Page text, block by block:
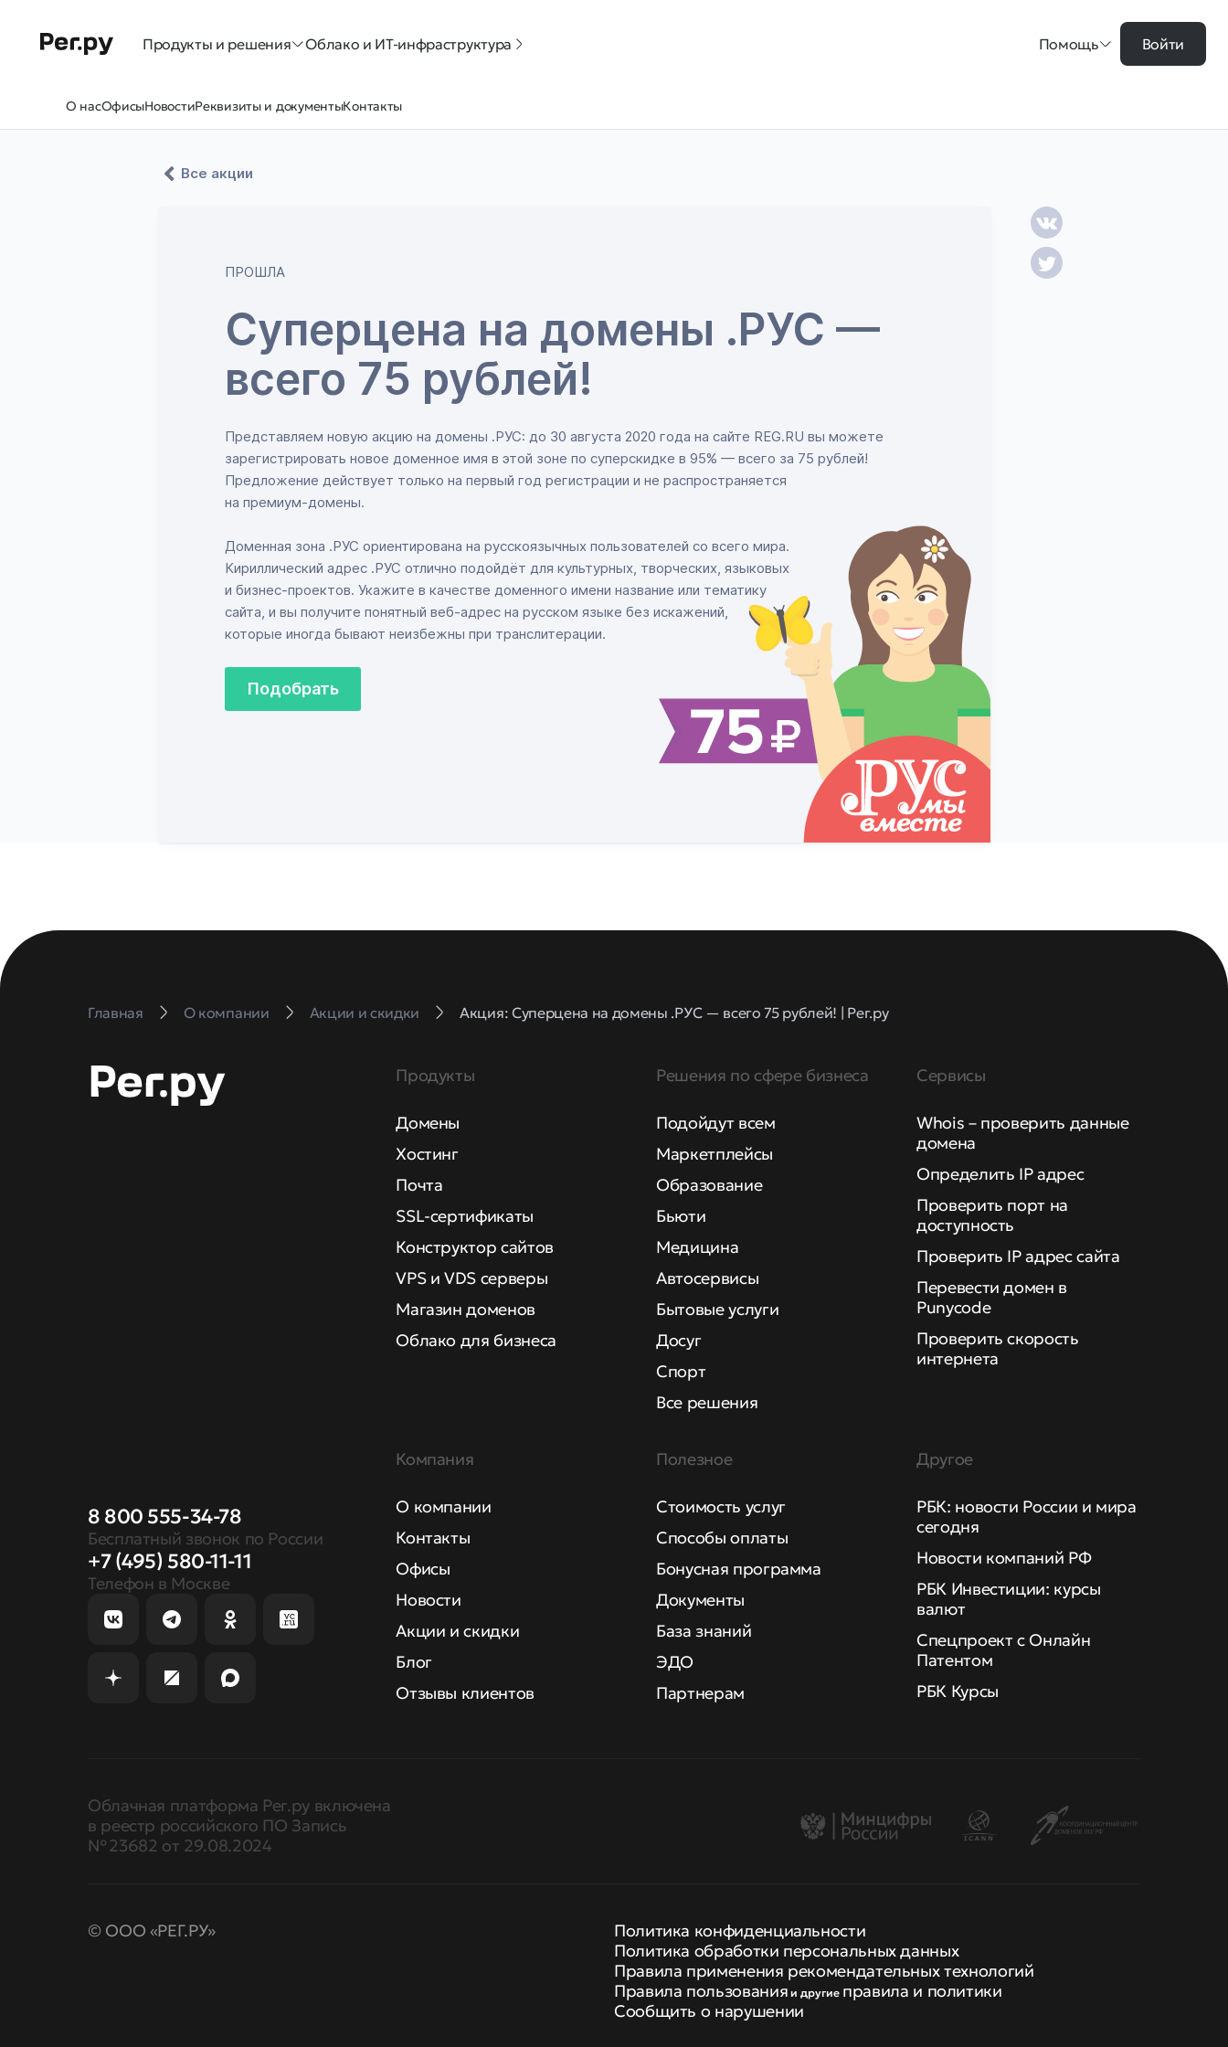
Продукты и решения Облако и ИТ-инфраструктура Помощь Войти
О насОфисыНовостиРеквизиты и документыКонтакты
Все акции
ПРОШЛА
Суперцена на домены .РУС —
всего 75 рублей!
Представляем новую акцию на домены .РУС: до 30 августа 2020 года на сайте REG.RU вы можете
зарегистрировать новое доменное имя в этой зоне по суперскидке в 95% — всего за 75 рублей!
Предложение действует только на первый год регистрации и не распространяется
на премиум-домены.
Доменная зона .РУС ориентирована на русскоязычных пользователей со всего мира.
Кириллический адрес .РУС отлично подойдёт для культурных, творческих, языковых
и бизнес-проектов. Укажите в качестве доменного имени название или тематику
сайта, и вы получите понятный веб-адрес на русском языке без искажений,
которые иногда бывают неизбежны при транслитерации.
Подобрать
Главная О компании Акции и скидки Акция: Суперцена на домены .РУС — всего 75 рублей! | Рег.ру
8 800 555-34-78
Бесплатный звонок по России
+7 (495) 580-11-11
Телефон в Москве
Продукты
Домены
Хостинг
Почта
SSL-сертификаты
Конструктор сайтов
VPS и VDS серверы
Магазин доменов
Облако для бизнеса
Решения по сфере бизнеса
Подойдут всем
Маркетплейсы
Образование
Бьюти
Медицина
Автосервисы
Бытовые услуги
Досуг
Спорт
Все решения
Сервисы
Whois – проверить данные
домена
Определить IP адрес
Проверить порт на
доступность
Проверить IP адрес сайта
Перевести домен в
Punycode
Проверить скорость
интернета
Компания
О компании
Контакты
Офисы
Новости
Акции и скидки
Блог
Отзывы клиентов
Полезное
Стоимость услуг
Способы оплаты
Бонусная программа
Документы
База знаний
ЭДО
Партнерам
Другое
РБК: новости России и мира
сегодня
Новости компаний РФ
РБК Инвестиции: курсы
валют
Спецпроект с Онлайн
Патентом
РБК Курсы
Облачная платформа Рег.ру включена
в реестр российского ПО Запись
№ 23682 от 29.08.2024
© ООО «РЕГ.РУ»
Политика конфиденциальности
Политика обработки персональных данных
Правила применения рекомендательных технологий
Правила пользования и другие правила и политики
Сообщить о нарушении